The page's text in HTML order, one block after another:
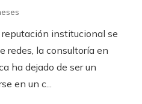
institucional se
redes, la consultoría en
ha dejado de ser un
en un c...